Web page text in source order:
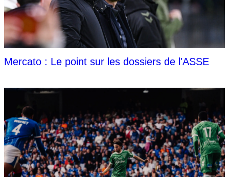
Mercato : Le point sur les dossiers de l'ASSE